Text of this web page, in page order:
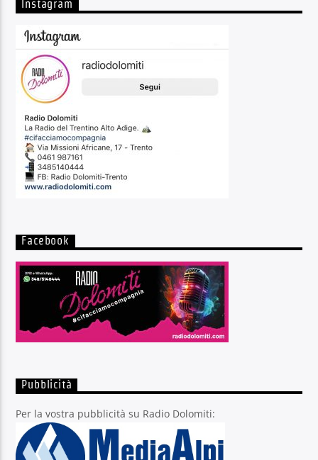
Instagram
Facebook
Pubblicità
Per la vostra pubblicità su Radio Dolomiti: